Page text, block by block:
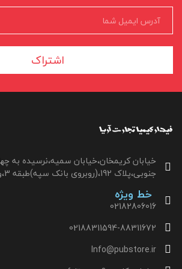
اشتراک
خیابان کریمخان،خیابان سمیه،نرسیده به
جنوبی،پلاک 192،(روبروی بانک سپه)طبقه 3،واحد 14
خط ویژه
02182806016
02188311594-88311672
Info@pubstore.ir